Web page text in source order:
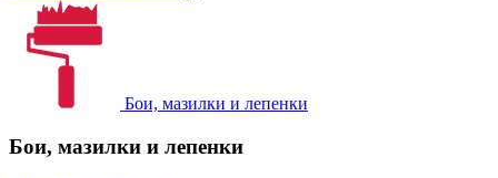
Бои, мазилки и лепенки
Бои, мазилки и лепенки